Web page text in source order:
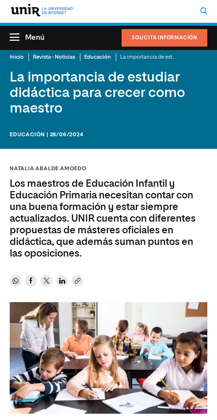
SOLICITA INFORMACIÓN
Menú
Inicio Revista - Noticias Educación
La importancia de estudiar
didáctica para crecer como
maestro
EDUCACIÓN | 28/06/2024
NATALIA ABALDE AMOEDO
Los maestros de Educación Infantil y
Educación Primaria necesitan contar con
una buena formación y estar siempre
actualizados. UNIR cuenta con diferentes
propuestas de másteres oficiales en
didáctica, que además suman puntos en
las oposiciones.